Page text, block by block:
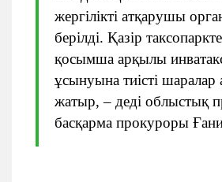
жергілікті атқарушы
берілді. Қазір
қосымша арқылы
ұсынуына тиісті
жатыр, – деді облыстық
басқарма прокуроры